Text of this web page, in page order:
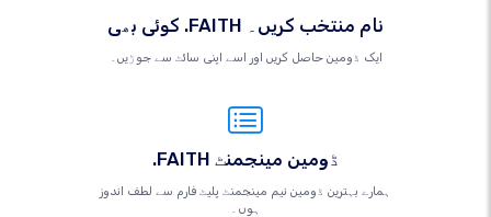
کوئی بھی .FAITH نام منتخب کریں۔
ایک ڈومین حاصل کریں اور اسے اپنی سائٹ سے جوڑیں۔
.FAITH ڈومین مینجمنٹ
ہمارے بہترین ڈومین نیم مینجمنٹ پلیٹ فارم سے لطف اندوز
ہوں۔